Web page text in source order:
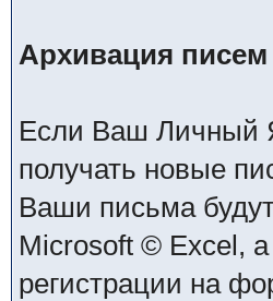
Архивация писем
Если Ваш Личный
получать новые
Ваши письма
Microsoft © Excel,
регистрации на